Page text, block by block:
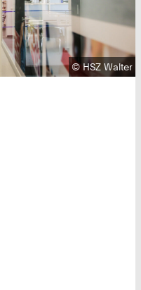
© HSZ Walter